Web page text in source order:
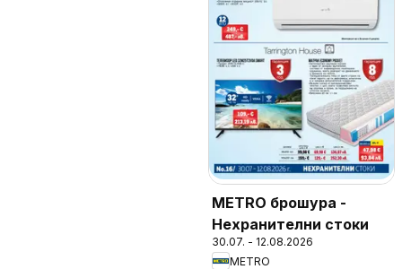
METRO брошура -
Нехранителни стоки
30.07. - 12.08.2026
METRO